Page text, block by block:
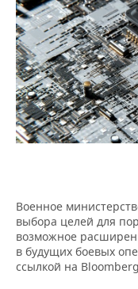
НЕФТЬ
ОПК
ЭНЕРГЕТИКА
РОЗНИЧНАЯ
ТРАНСПОРТ
УСЛУГИ
НОВОСТИ
IT
МЕДИА
МЕРОПРИЯТИЯ
НОВОСТИ
ВЫЕЗДНАЯ
БИЗНЕС-БРАНЧИ
ОТКРЫТАЯ
СПОРТ
НОВОСТИ СПОРТА
ФУТБОЛ
БАСКЕТБОЛ
ВОЛЕЙБОЛ
ОБЩЕСТВО
НОВОСТИ
ИНФРАСТРУКТУРА
ИСТОРИЯ
ФОТОГАЛЕРЕЯ
СПРАВОЧНИК
СПИСОК ПЕРСОН
ПОЛНАЯ ВЕРСИЯ
Военное
выбора целей для
возможное
в будущих боевых
ссылкой на